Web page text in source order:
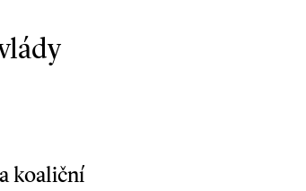
koaliční